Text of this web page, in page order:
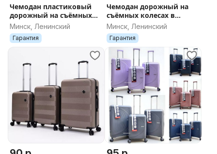
Чемодан пластиковый
дорожный на съёмных
колесах новый в Минске
ДОСТАВКА поликарбонат
фуксия
Минск, Ленинский
Гарантия
Чемодан дорожный на
съёмных колесах в
Минске новый ДОСТАВКА
поликарбонат ABS -
пластик
Минск, Ленинский
Гарантия